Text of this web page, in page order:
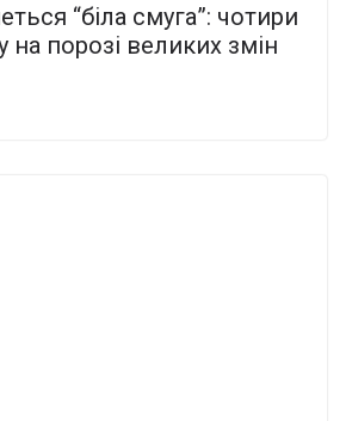
“біла смуга”: чотири
на порозі великих змін